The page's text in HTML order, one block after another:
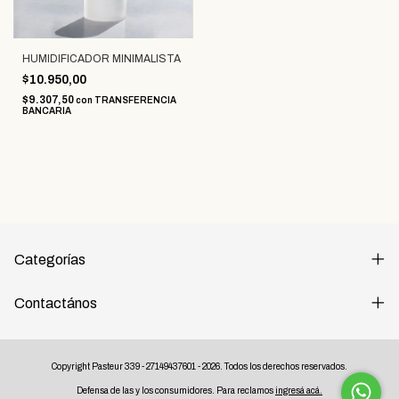
HUMIDIFICADOR MINIMALISTA
$10.950,00
$9.307,50con TRANSFERENCIA
BANCARIA
Categorías
Contactános
Copyright Pasteur 339 - 27149437601 - 2026. Todos los derechos reservados.
Defensa de las y los consumidores. Para reclamos ingresá acá.